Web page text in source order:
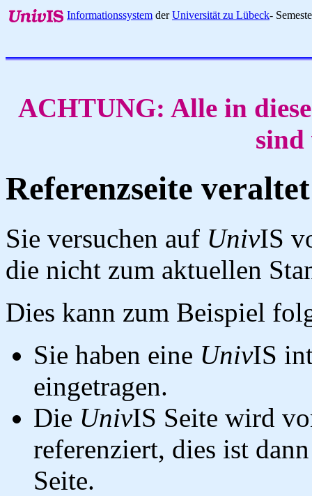
Informationssystem derUniversität zu Lübeck-
ACHTUNG: Alle in
Referenzseite veraltet
Sie versuchen auf UnivIS
die nicht zum aktuellen
Dies kann zum Beispiel
Sie haben eine UnivIS
eingetragen.
Die UnivIS Seite wird
referenziert, dies ist
Seite.